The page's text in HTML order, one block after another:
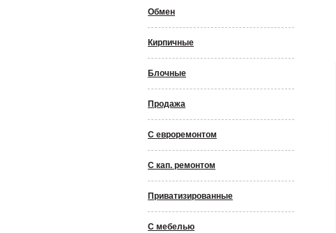
Обмен
Кирпичные
Блочные
Продажа
С евроремонтом
С кап. ремонтом
Приватизированные
С мебелью